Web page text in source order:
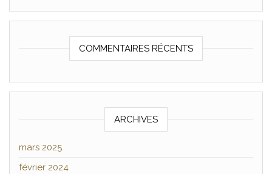
COMMENTAIRES RÉCENTS
ARCHIVES
mars 2025
février 2024